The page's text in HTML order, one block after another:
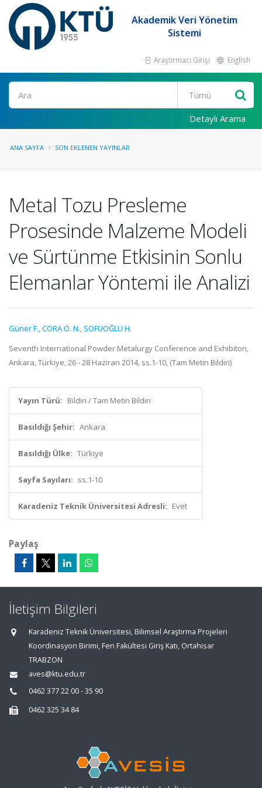
Akademik Veri Yönetim
Sistemi
Araştırmacı Girişi English
Ara
Detaylı Arama
ANA SAYFA SON EKLENEN YAYINLAR
Metal Tozu Presleme
Prosesinde Malzeme Modeli
ve Sürtünme Etkisinin Sonlu
Elemanlar Yöntemi ile Analizi
Güner F.,CORA Ö. N., SOFUOĞLU H.
Seventh International Powder Metalurgy Conference and Exhibiton,
Ankara, Türkiye, 26 - 28 Haziran 2014, ss.1-10, (Tam Metin Bildiri)
Yayın Türü: Bildiri / Tam Metin Bildiri
Basıldığı Şehir: Ankara
Basıldığı Ülke: Türkiye
Sayfa Sayıları: ss.1-10
Karadeniz Teknik Üniversitesi Adresli: Evet
Paylaş
İletişim Bilgileri
Karadeniz Teknik Üniversitesi, Bilimsel Araştırma Projeleri
Koordinasyon Birimi, Fen Fakültesi Giriş Katı, Ortahisar
TRABZON
aves@ktu.edu.tr
0462 377 22 00 - 35 90
0462 325 34 84